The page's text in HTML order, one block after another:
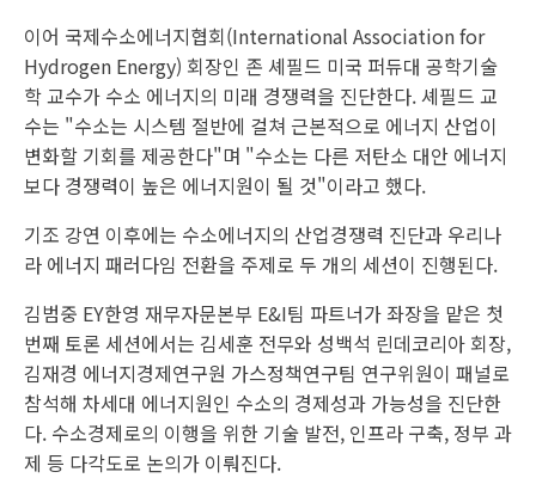
이어 국제수소에너지협회(International Association for
Hydrogen Energy) 회장인 존 셰필드 미국 퍼듀대 공학기술
학 교수가 수소 에너지의 미래 경쟁력을 진단한다. 셰필드 교
수는 "수소는 시스템 절반에 걸쳐 근본적으로 에너지 산업이
변화할 기회를 제공한다"며 "수소는 다른 저탄소 대안 에너지
보다 경쟁력이 높은 에너지원이 될 것"이라고 했다.
기조 강연 이후에는 수소에너지의 산업경쟁력 진단과 우리나
라 에너지 패러다임 전환을 주제로 두 개의 세션이 진행된다.
김범중 EY한영 재무자문본부 E&I팀 파트너가 좌장을 맡은 첫
번째 토론 세션에서는 김세훈 전무와 성백석 린데코리아 회장,
김재경 에너지경제연구원 가스정책연구팀 연구위원이 패널로
참석해 차세대 에너지원인 수소의 경제성과 가능성을 진단한
다. 수소경제로의 이행을 위한 기술 발전, 인프라 구축, 정부 과
제 등 다각도로 논의가 이뤄진다.